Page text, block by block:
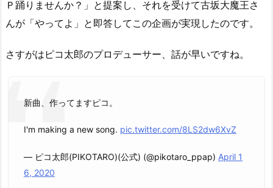
Ｐ踊りませんか？」と提案し、それを受けて古坂大魔王さ
んが「やってよ」と即答してこの企画が実現したのです。
さすがはピコ太郎のプロデューサー、話が早いですね。
新曲、作ってますピコ。
I'm making a new song. pic.twitter.com/8LS2dw6XvZ
— ピコ太郎(PIKOTARO)(公式) (@pikotaro_ppap) April 1
6, 2020